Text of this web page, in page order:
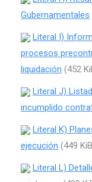
Gubernamentales
Literal I)
procesos
liquidación (452
Literal J)
incumplido
Literal K)
ejecución (449
Literal L)